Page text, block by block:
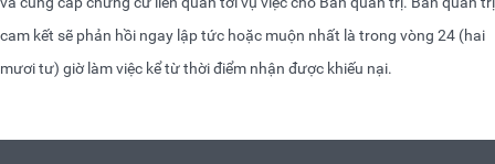
cam kết sẽ phản hồi ngay lập tức hoặc muộn nhất là trong vòng 24 (hai
mươi tư) giờ làm việc kể từ thời điểm nhận được khiếu nại.